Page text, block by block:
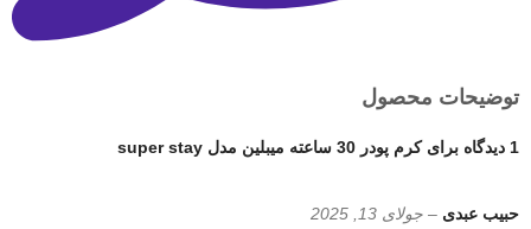
توضیحات محصول
1 دیدگاه برای کرم پودر 30 ساعته میبلین مدل super stay
حبیب عبدی – جولای 13, 2025